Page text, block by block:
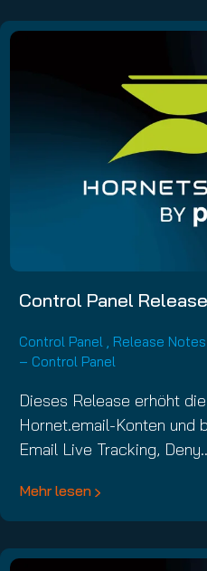
Control Panel
Control Panel , Release Notes
– Control Panel
Dieses Release erhöht
Hornet.email-Konten und
Email Live Tracking,
Mehr lesen